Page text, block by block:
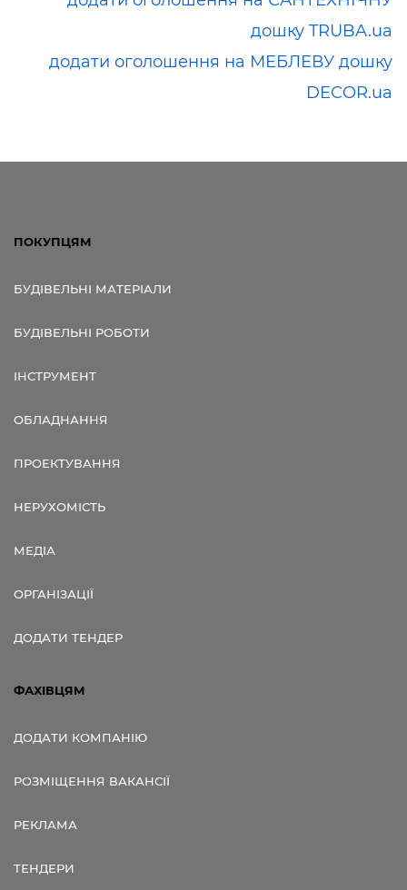
дошку TRUBA.ua
додати оголошення на МЕБЛЕВУ дошку
DECOR.ua
ПОКУПЦЯМ
БУДІВЕЛЬНІ МАТЕРІАЛИ
БУДІВЕЛЬНІ РОБОТИ
ІНСТРУМЕНТ
ОБЛАДНАННЯ
ПРОЕКТУВАННЯ
НЕРУХОМІСТЬ
МЕДІА
ОРГАНІЗАЦІЇ
ДОДАТИ ТЕНДЕР
ФАХІВЦЯМ
ДОДАТИ КОМПАНІЮ
РОЗМІЩЕННЯ ВАКАНСІЇ
РЕКЛАМА
ТЕНДЕРИ